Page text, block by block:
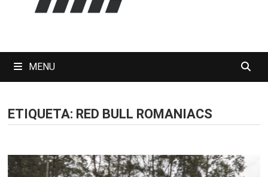
MENU
ETIQUETA: RED BULL ROMANIACS